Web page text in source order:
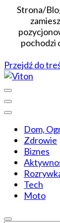
Strona/
pochodzi
Przejdź do
Viton
Dom,
Zdrowie
Biznes
Tech
Moto